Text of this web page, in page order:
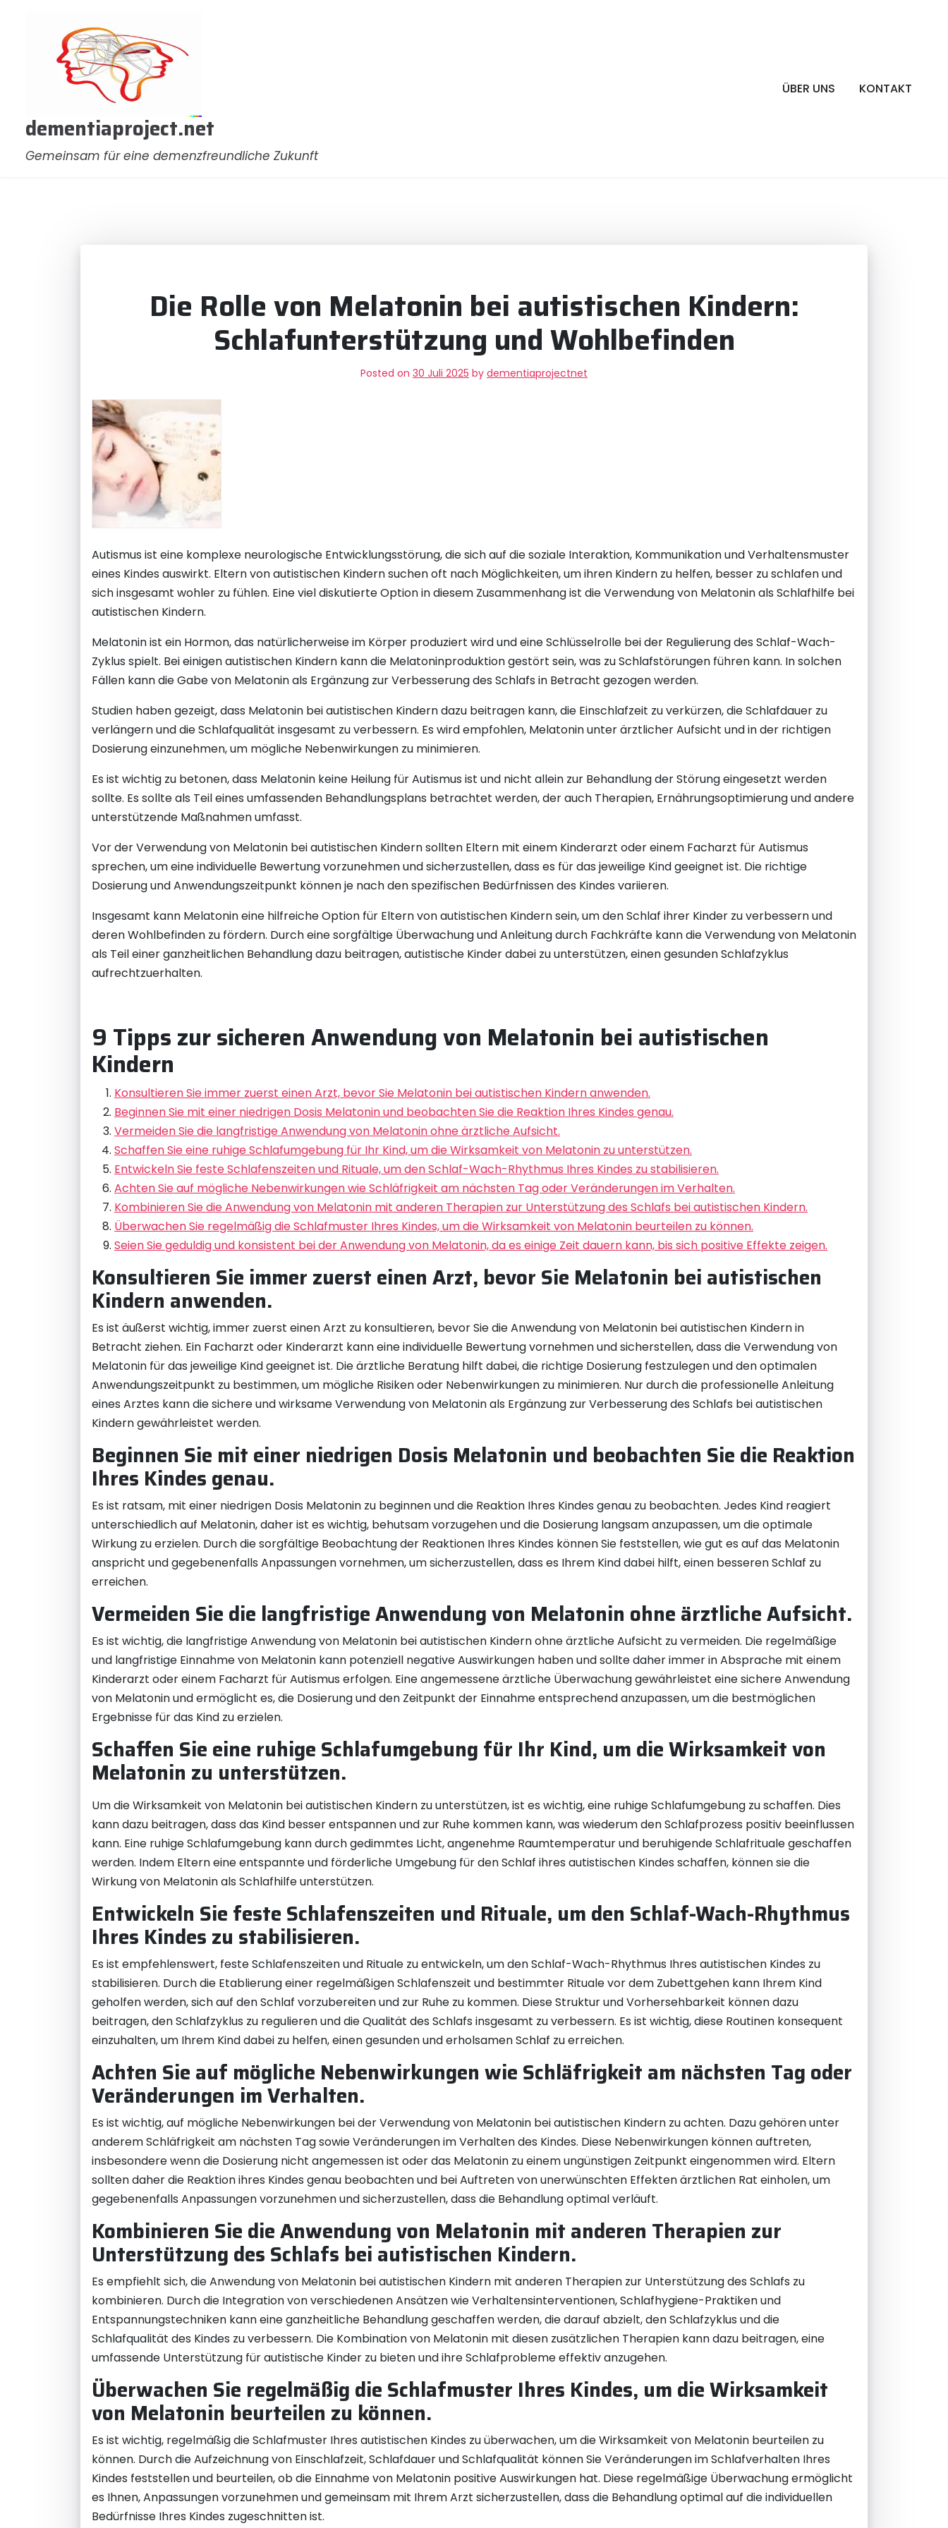
dementiaproject.net
Gemeinsam für eine demenzfreundliche Zukunft
ÜBER UNS KONTAKT
Die Rolle von Melatonin bei autistischen Kindern:
Schlafunterstützung und Wohlbefinden
Posted on 30 Juli 2025 by dementiaprojectnet
Autismus ist eine komplexe neurologische Entwicklungsstörung, die sich auf die soziale Interaktion, Kommunikation und Verhaltensmuster
eines Kindes auswirkt. Eltern von autistischen Kindern suchen oft nach Möglichkeiten, um ihren Kindern zu helfen, besser zu schlafen und
sich insgesamt wohler zu fühlen. Eine viel diskutierte Option in diesem Zusammenhang ist die Verwendung von Melatonin als Schlafhilfe bei
autistischen Kindern.
Melatonin ist ein Hormon, das natürlicherweise im Körper produziert wird und eine Schlüsselrolle bei der Regulierung des Schlaf-Wach-
Zyklus spielt. Bei einigen autistischen Kindern kann die Melatoninproduktion gestört sein, was zu Schlafstörungen führen kann. In solchen
Fällen kann die Gabe von Melatonin als Ergänzung zur Verbesserung des Schlafs in Betracht gezogen werden.
Studien haben gezeigt, dass Melatonin bei autistischen Kindern dazu beitragen kann, die Einschlafzeit zu verkürzen, die Schlafdauer zu
verlängern und die Schlafqualität insgesamt zu verbessern. Es wird empfohlen, Melatonin unter ärztlicher Aufsicht und in der richtigen
Dosierung einzunehmen, um mögliche Nebenwirkungen zu minimieren.
Es ist wichtig zu betonen, dass Melatonin keine Heilung für Autismus ist und nicht allein zur Behandlung der Störung eingesetzt werden
sollte. Es sollte als Teil eines umfassenden Behandlungsplans betrachtet werden, der auch Therapien, Ernährungsoptimierung und andere
unterstützende Maßnahmen umfasst.
Vor der Verwendung von Melatonin bei autistischen Kindern sollten Eltern mit einem Kinderarzt oder einem Facharzt für Autismus
sprechen, um eine individuelle Bewertung vorzunehmen und sicherzustellen, dass es für das jeweilige Kind geeignet ist. Die richtige
Dosierung und Anwendungszeitpunkt können je nach den spezifischen Bedürfnissen des Kindes variieren.
Insgesamt kann Melatonin eine hilfreiche Option für Eltern von autistischen Kindern sein, um den Schlaf ihrer Kinder zu verbessern und
deren Wohlbefinden zu fördern. Durch eine sorgfältige Überwachung und Anleitung durch Fachkräfte kann die Verwendung von Melatonin
als Teil einer ganzheitlichen Behandlung dazu beitragen, autistische Kinder dabei zu unterstützen, einen gesunden Schlafzyklus
aufrechtzuerhalten.
9 Tipps zur sicheren Anwendung von Melatonin bei autistischen
Kindern
Konsultieren Sie immer zuerst einen Arzt, bevor Sie Melatonin bei autistischen Kindern anwenden.
Beginnen Sie mit einer niedrigen Dosis Melatonin und beobachten Sie die Reaktion Ihres Kindes genau.
Vermeiden Sie die langfristige Anwendung von Melatonin ohne ärztliche Aufsicht.
Schaffen Sie eine ruhige Schlafumgebung für Ihr Kind, um die Wirksamkeit von Melatonin zu unterstützen.
Entwickeln Sie feste Schlafenszeiten und Rituale, um den Schlaf-Wach-Rhythmus Ihres Kindes zu stabilisieren.
Achten Sie auf mögliche Nebenwirkungen wie Schläfrigkeit am nächsten Tag oder Veränderungen im Verhalten.
Kombinieren Sie die Anwendung von Melatonin mit anderen Therapien zur Unterstützung des Schlafs bei autistischen Kindern.
Überwachen Sie regelmäßig die Schlafmuster Ihres Kindes, um die Wirksamkeit von Melatonin beurteilen zu können.
Seien Sie geduldig und konsistent bei der Anwendung von Melatonin, da es einige Zeit dauern kann, bis sich positive Effekte zeigen.
Konsultieren Sie immer zuerst einen Arzt, bevor Sie Melatonin bei autistischen
Kindern anwenden.
Es ist äußerst wichtig, immer zuerst einen Arzt zu konsultieren, bevor Sie die Anwendung von Melatonin bei autistischen Kindern in
Betracht ziehen. Ein Facharzt oder Kinderarzt kann eine individuelle Bewertung vornehmen und sicherstellen, dass die Verwendung von
Melatonin für das jeweilige Kind geeignet ist. Die ärztliche Beratung hilft dabei, die richtige Dosierung festzulegen und den optimalen
Anwendungszeitpunkt zu bestimmen, um mögliche Risiken oder Nebenwirkungen zu minimieren. Nur durch die professionelle Anleitung
eines Arztes kann die sichere und wirksame Verwendung von Melatonin als Ergänzung zur Verbesserung des Schlafs bei autistischen
Kindern gewährleistet werden.
Beginnen Sie mit einer niedrigen Dosis Melatonin und beobachten Sie die Reaktion
Ihres Kindes genau.
Es ist ratsam, mit einer niedrigen Dosis Melatonin zu beginnen und die Reaktion Ihres Kindes genau zu beobachten. Jedes Kind reagiert
unterschiedlich auf Melatonin, daher ist es wichtig, behutsam vorzugehen und die Dosierung langsam anzupassen, um die optimale
Wirkung zu erzielen. Durch die sorgfältige Beobachtung der Reaktionen Ihres Kindes können Sie feststellen, wie gut es auf das Melatonin
anspricht und gegebenenfalls Anpassungen vornehmen, um sicherzustellen, dass es Ihrem Kind dabei hilft, einen besseren Schlaf zu
erreichen.
Vermeiden Sie die langfristige Anwendung von Melatonin ohne ärztliche Aufsicht.
Es ist wichtig, die langfristige Anwendung von Melatonin bei autistischen Kindern ohne ärztliche Aufsicht zu vermeiden. Die regelmäßige
und langfristige Einnahme von Melatonin kann potenziell negative Auswirkungen haben und sollte daher immer in Absprache mit einem
Kinderarzt oder einem Facharzt für Autismus erfolgen. Eine angemessene ärztliche Überwachung gewährleistet eine sichere Anwendung
von Melatonin und ermöglicht es, die Dosierung und den Zeitpunkt der Einnahme entsprechend anzupassen, um die bestmöglichen
Ergebnisse für das Kind zu erzielen.
Schaffen Sie eine ruhige Schlafumgebung für Ihr Kind, um die Wirksamkeit von
Melatonin zu unterstützen.
Um die Wirksamkeit von Melatonin bei autistischen Kindern zu unterstützen, ist es wichtig, eine ruhige Schlafumgebung zu schaffen. Dies
kann dazu beitragen, dass das Kind besser entspannen und zur Ruhe kommen kann, was wiederum den Schlafprozess positiv beeinflussen
kann. Eine ruhige Schlafumgebung kann durch gedimmtes Licht, angenehme Raumtemperatur und beruhigende Schlafrituale geschaffen
werden. Indem Eltern eine entspannte und förderliche Umgebung für den Schlaf ihres autistischen Kindes schaffen, können sie die
Wirkung von Melatonin als Schlafhilfe unterstützen.
Entwickeln Sie feste Schlafenszeiten und Rituale, um den Schlaf-Wach-Rhythmus
Ihres Kindes zu stabilisieren.
Es ist empfehlenswert, feste Schlafenszeiten und Rituale zu entwickeln, um den Schlaf-Wach-Rhythmus Ihres autistischen Kindes zu
stabilisieren. Durch die Etablierung einer regelmäßigen Schlafenszeit und bestimmter Rituale vor dem Zubettgehen kann Ihrem Kind
geholfen werden, sich auf den Schlaf vorzubereiten und zur Ruhe zu kommen. Diese Struktur und Vorhersehbarkeit können dazu
beitragen, den Schlafzyklus zu regulieren und die Qualität des Schlafs insgesamt zu verbessern. Es ist wichtig, diese Routinen konsequent
einzuhalten, um Ihrem Kind dabei zu helfen, einen gesunden und erholsamen Schlaf zu erreichen.
Achten Sie auf mögliche Nebenwirkungen wie Schläfrigkeit am nächsten Tag oder
Veränderungen im Verhalten.
Es ist wichtig, auf mögliche Nebenwirkungen bei der Verwendung von Melatonin bei autistischen Kindern zu achten. Dazu gehören unter
anderem Schläfrigkeit am nächsten Tag sowie Veränderungen im Verhalten des Kindes. Diese Nebenwirkungen können auftreten,
insbesondere wenn die Dosierung nicht angemessen ist oder das Melatonin zu einem ungünstigen Zeitpunkt eingenommen wird. Eltern
sollten daher die Reaktion ihres Kindes genau beobachten und bei Auftreten von unerwünschten Effekten ärztlichen Rat einholen, um
gegebenenfalls Anpassungen vorzunehmen und sicherzustellen, dass die Behandlung optimal verläuft.
Kombinieren Sie die Anwendung von Melatonin mit anderen Therapien zur
Unterstützung des Schlafs bei autistischen Kindern.
Es empfiehlt sich, die Anwendung von Melatonin bei autistischen Kindern mit anderen Therapien zur Unterstützung des Schlafs zu
kombinieren. Durch die Integration von verschiedenen Ansätzen wie Verhaltensinterventionen, Schlafhygiene-Praktiken und
Entspannungstechniken kann eine ganzheitliche Behandlung geschaffen werden, die darauf abzielt, den Schlafzyklus und die
Schlafqualität des Kindes zu verbessern. Die Kombination von Melatonin mit diesen zusätzlichen Therapien kann dazu beitragen, eine
umfassende Unterstützung für autistische Kinder zu bieten und ihre Schlafprobleme effektiv anzugehen.
Überwachen Sie regelmäßig die Schlafmuster Ihres Kindes, um die Wirksamkeit
von Melatonin beurteilen zu können.
Es ist wichtig, regelmäßig die Schlafmuster Ihres autistischen Kindes zu überwachen, um die Wirksamkeit von Melatonin beurteilen zu
können. Durch die Aufzeichnung von Einschlafzeit, Schlafdauer und Schlafqualität können Sie Veränderungen im Schlafverhalten Ihres
Kindes feststellen und beurteilen, ob die Einnahme von Melatonin positive Auswirkungen hat. Diese regelmäßige Überwachung ermöglicht
es Ihnen, Anpassungen vorzunehmen und gemeinsam mit Ihrem Arzt sicherzustellen, dass die Behandlung optimal auf die individuellen
Bedürfnisse Ihres Kindes zugeschnitten ist.